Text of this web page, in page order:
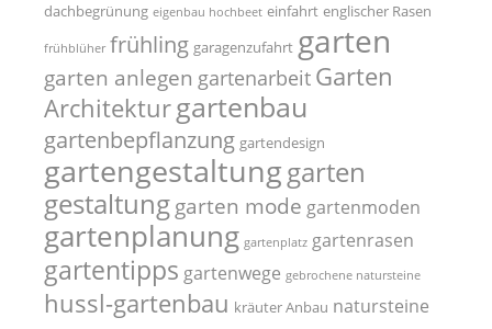
dachbegrünung eigenbau hochbeet einfahrt englischer Rasen
frühblüher frühling garagenzufahrt garten
garten anlegen gartenarbeit Garten
Architekturgartenbau
gartenbepflanzung gartendesign
gartengestaltunggarten
gestaltunggarten mode gartenmoden
gartenplanung gartenplatz gartenrasen
gartentipps gartenwege gebrochene natursteine
hussl-gartenbau kräuter Anbau natursteine